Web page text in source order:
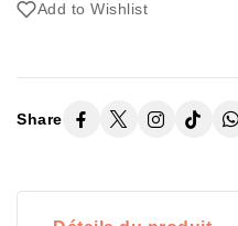
Add to Wishlist
Share